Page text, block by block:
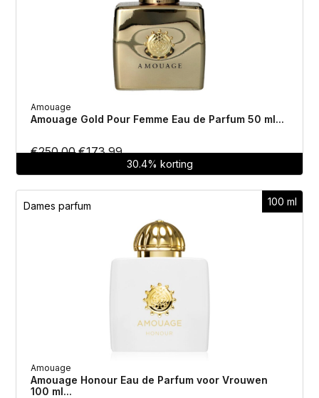
Amouage
Amouage Gold Pour Femme Eau de Parfum 50 ml...
€250.00Oorspronkelijke
was:
€250.00.
€173.99Huidige
prijs
is:
30.4% korting
100 ml
Dames parfum
Amouage
Amouage Honour Eau de Parfum voor Vrouwen
100 ml...